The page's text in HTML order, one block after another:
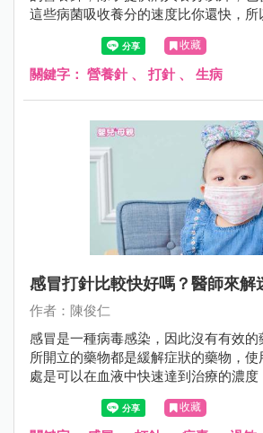
這些病菌吸收養分的速度比你還快，所
來說並不是補品，很可能反而是「毒藥
收藏
關鍵字： 營養針 、 打針 、 生病
感冒打針比較快好嗎？醫師來解
作者：陳俊仁
感冒是一種病毒感染，因此沒有有效
所開立的藥物都是緩解症狀的藥物，
處是可以在血液中快速達到治療的濃
久，時間一到一樣被身體代謝掉。
收藏